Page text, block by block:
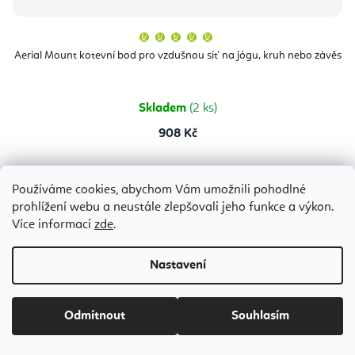
Používáme cookies, abychom Vám umožnili pohodlné
prohlížení webu a neustále zlepšovali jeho funkce a výkon.
Více informací zde.
Nastavení
Odmítnout Souhlasím
Aerial Mount kotevní bod pro vzdušnou síť na jógu, kruh nebo závěs
produktu
je
hvězdiček.
Skladem (2 ks)
908 Kč
1 m 2 m